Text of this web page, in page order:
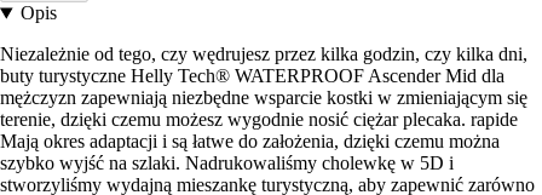
Opis
Niezależnie od tego, czy wędrujesz przez kilka godzin, czy kilka dni,
buty turystyczne Helly Tech® WATERPROOF Ascender Mid dla
mężczyzn zapewniają niezbędne wsparcie kostki w zmieniającym się
terenie, dzięki czemu możesz wygodnie nosić ciężar plecaka. rapide
Mają okres adaptacji i są łatwe do założenia, dzięki czemu można
szybko wyjść na szlaki. Nadrukowaliśmy cholewkę w 5D i
stworzyliśmy wydajną mieszankę turystyczną, aby zapewnić zarówno